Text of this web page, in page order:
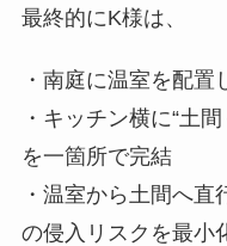
最終的にK様は、
・南庭に温室を配
・キッチン横に“土
を一箇所で完結
・温室から土間へ
の侵入リスクを最小